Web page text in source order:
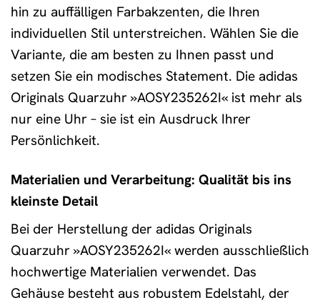
hin zu auffälligen Farbakzenten, die Ihren
individuellen Stil unterstreichen. Wählen Sie die
Variante, die am besten zu Ihnen passt und
setzen Sie ein modisches Statement. Die adidas
Originals Quarzuhr »AOSY235262I« ist mehr als
nur eine Uhr – sie ist ein Ausdruck Ihrer
Persönlichkeit.
Materialien und Verarbeitung: Qualität bis ins
kleinste Detail
Bei der Herstellung der adidas Originals
Quarzuhr »AOSY235262I« werden ausschließlich
hochwertige Materialien verwendet. Das
Gehäuse besteht aus robustem Edelstahl, der